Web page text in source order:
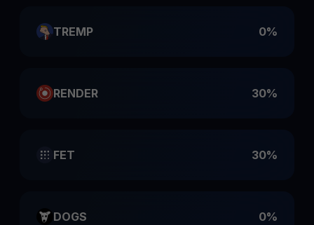
TREMP 0%
RENDER 30%
FET 30%
DOGS 0%